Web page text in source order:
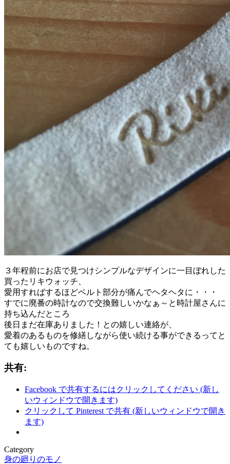
３年程前にお店で見つけシンプルなデザインに一目ぼれした
買ったリキウォッチ、
愛用すればするほどベルト部分が痛んでヘタヘタに・・・
すでに廃番の時計なので交換難しいかなぁ～と時計屋さんに
持ち込んだところ
後日まだ在庫ありました！との嬉しい連絡が、
愛着のあるものを修繕しながら使い続ける事ができるってと
ても嬉しいものですね。
共有:
Facebook で共有するにはクリックしてください (新し
いウィンドウで開きます)
クリックして Pinterest で共有 (新しいウィンドウで開き
ます)
Category
身の廻りのモノ